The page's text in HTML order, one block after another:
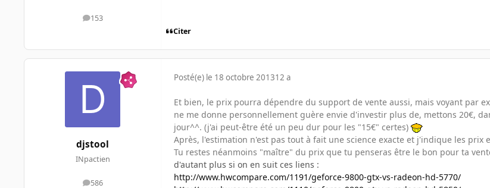
153
messages
Citer
djstool
INpactien
586
messages
Posté(e) le 18 octobre 201312 a
Et bien, le prix pourra dépendre du support de vente aussi, mais voyant par
ne me donne personnellement guère envie d'investir plus de, mettons 20€,
jour^^. (j'ai peut-être été un peu dur pour les "15€" certes)
Après, l'estimation n'est pas tout à fait une science exacte et j'indique les prix
Tu restes néanmoins "maître" du prix que tu penseras être le bon pour ta
d'autant plus si on en suit ces liens :
http://www.hwcompare.com/1191/geforce-9800-gtx-vs-radeon-hd-5770/